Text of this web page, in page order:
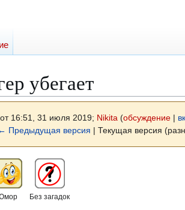
убегает
16:51, 31 июля 2019; Nikita (обсуждение|
← Предыдущая версия | Текущая версия
Без загадок